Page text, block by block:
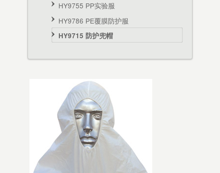
HY9755 PP实验服
HY9786 PE覆膜防护服
HY9715 防护兜帽